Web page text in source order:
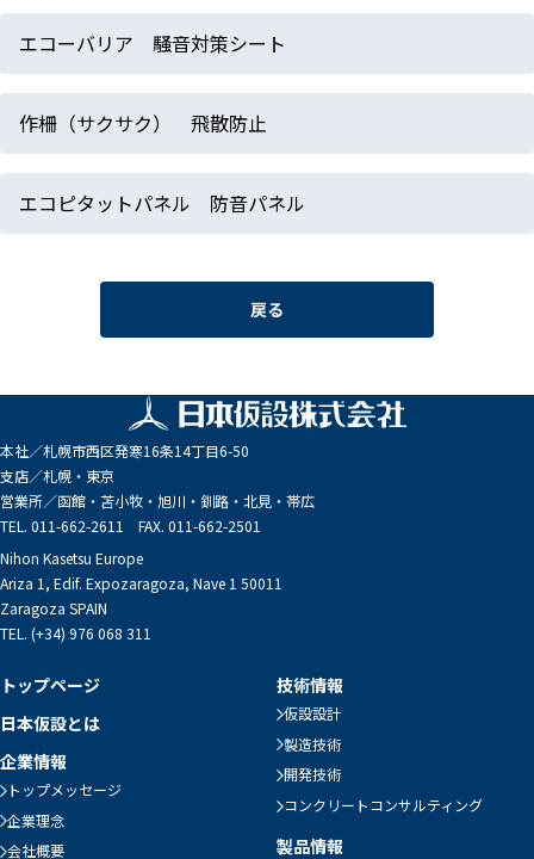
エコーバリア 騒音対策シート
作柵（サクサク） 飛散防止
エコピタットパネル 防音パネル
戻る
本社／札幌市西区発寒16条14丁目6-50
支店／札幌・東京
営業所／函館・苫小牧・旭川・釧路・北見・帯広
TEL. 011-662-2611 FAX. 011-662-2501
Nihon Kasetsu Europe
Ariza 1, Edif. Expozaragoza, Nave 1 50011
Zaragoza SPAIN
TEL. (+34) 976 068 311
トップページ
日本仮設とは
企業情報
トップメッセージ
企業理念
会社概要
技術情報
仮設設計
製造技術
開発技術
コンクリートコンサルティング
製品情報